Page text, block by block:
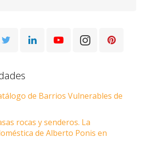
de Barrios Vulnerables de
rocas y senderos. La
de Alberto Ponis en